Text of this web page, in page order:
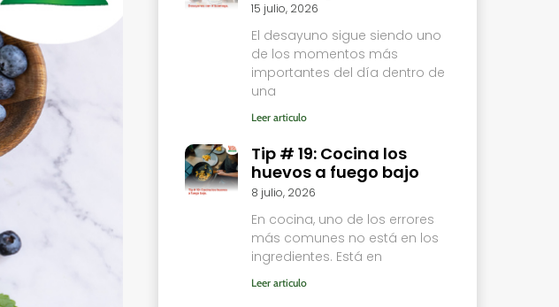
15 julio, 2026
El desayuno sigue siendo uno
de los momentos más
importantes del día dentro de
una
Leer articulo
Tip # 19: Cocina los
huevos a fuego bajo
8 julio, 2026
En cocina, uno de los errores
más comunes no está en los
ingredientes. Está en
Leer articulo